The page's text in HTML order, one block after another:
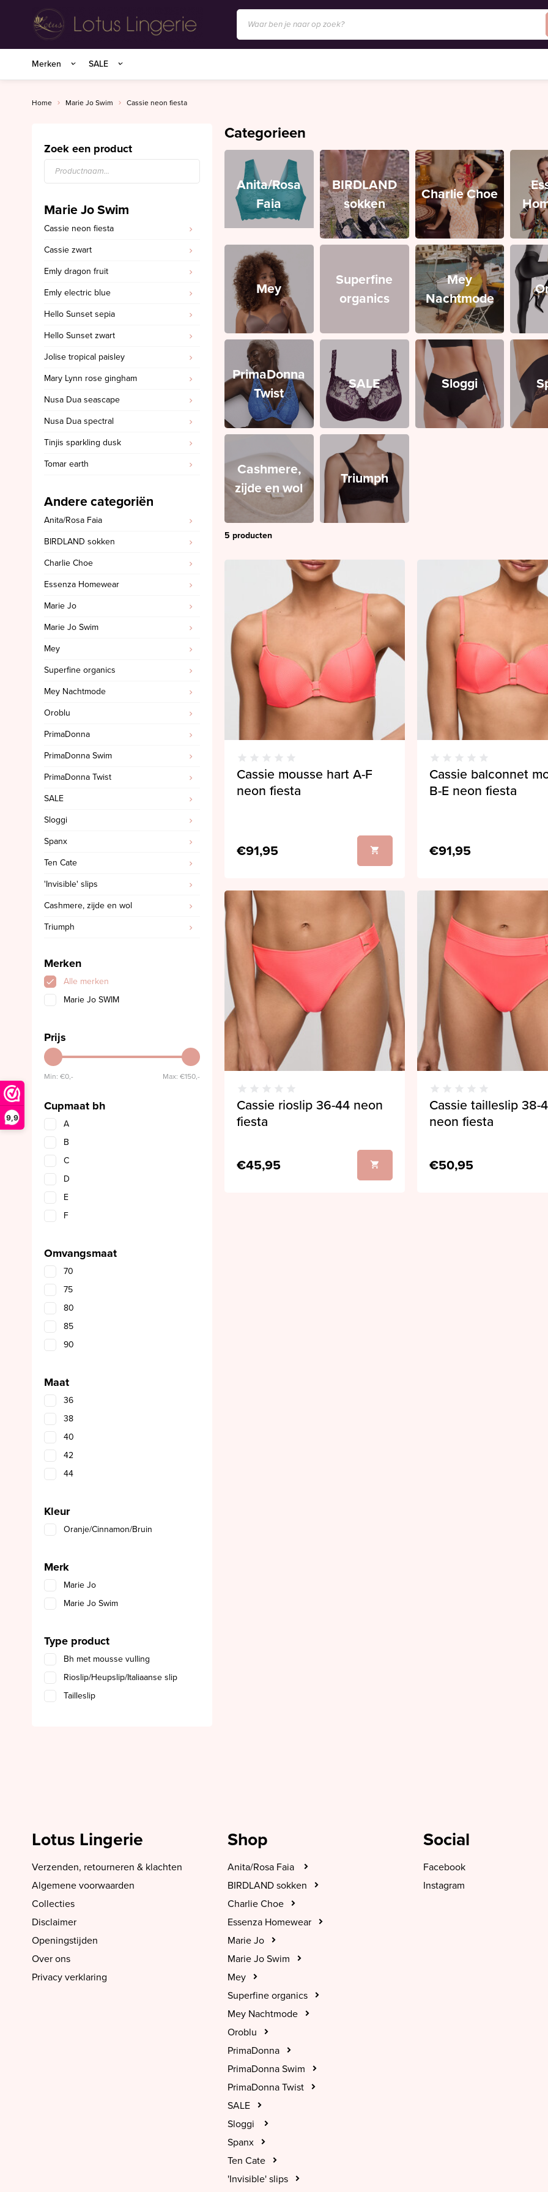
9,9
Merken SALE
Anita/Rosa Faia
BIRDLAND sokken
Charlie Choe
Marie Jo
Marie Jo Swim
Superfine organics
Mey Nachtmode
Oroblu
PrimaDonna
PrimaDonna Swim
PrimaDonna Twist
SALE
Sloggi
Spanx
Ten Cate
'Invisible' slips
Cashmere, zijde en wol
Triumph
SALE Marie Jo Swim
Home Marie Jo Swim Cassie neon fiesta
Zoek een product
Marie Jo Swim
Cassie neon fiesta
Cassie zwart
Emly dragon fruit
Emly electric blue
Hello Sunset sepia
Hello Sunset zwart
Jolise tropical paisley
Mary Lynn rose gingham
Nusa Dua seascape
Nusa Dua spectral
Tinjis sparkling dusk
Tomar earth
Andere categoriën
Anita/Rosa Faia
BIRDLAND sokken
Charlie Choe
Essenza Homewear
Marie Jo
Marie Jo Swim
Mey
Superfine organics
Mey Nachtmode
Oroblu
PrimaDonna
PrimaDonna Swim
PrimaDonna Twist
SALE
Sloggi
Spanx
Ten Cate
'Invisible' slips
Cashmere, zijde en wol
Triumph
Merken
Alle merken
Marie Jo SWIM
Prijs
Min: €0,- Max: €150,-
Cupmaat bh
A
B
C
D
E
F
Omvangsmaat
70
75
80
85
90
Maat
36
38
40
42
44
Kleur
Oranje/Cinnamon/Bruin
Merk
Marie Jo
Marie Jo Swim
Type product
Bh met mousse vulling
Rioslip/Heupslip/Italiaanse slip
Tailleslip
Categorieen
Anita/Rosa
Faia
BIRDLAND
sokken
Charlie Choe
Mey
Superfine
organics
Mey
Nachtmode
PrimaDonna
Twist
SALE Sloggi
Cashmere,
zijde en wol
Triumph
5 producten
Cassie mousse hart A-F
neon fiesta
€91,95
Cassie balconnet
B-E neon fiesta
€91,95
Cassie rioslip 36-44 neon
fiesta
€45,95
Cassie tailleslip 38-
neon fiesta
€50,95
Lotus Lingerie
Verzenden, retourneren & klachten
Algemene voorwaarden
Collecties
Disclaimer
Openingstijden
Over ons
Privacy verklaring
Shop
Anita/Rosa Faia
BIRDLAND sokken
Charlie Choe
Essenza Homewear
Marie Jo
Marie Jo Swim
Mey
Superfine organics
Mey Nachtmode
Oroblu
PrimaDonna
PrimaDonna Swim
PrimaDonna Twist
SALE
Sloggi
Spanx
Ten Cate
'Invisible' slips
Social
Facebook
Instagram